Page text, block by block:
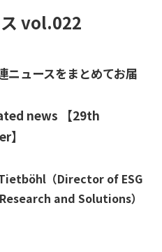
vol.022
ニュースをまとめてお届
news 【29th
（Director of ESG
Research and Solutions）